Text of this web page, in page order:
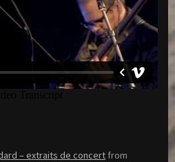
– extraits de concert from